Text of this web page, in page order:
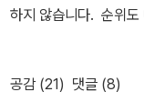
하지 않습니다. 순위도
롭게도 1~5위가 전부
외하고는 10, 11월 출
공감 (21) 댓글 (8)